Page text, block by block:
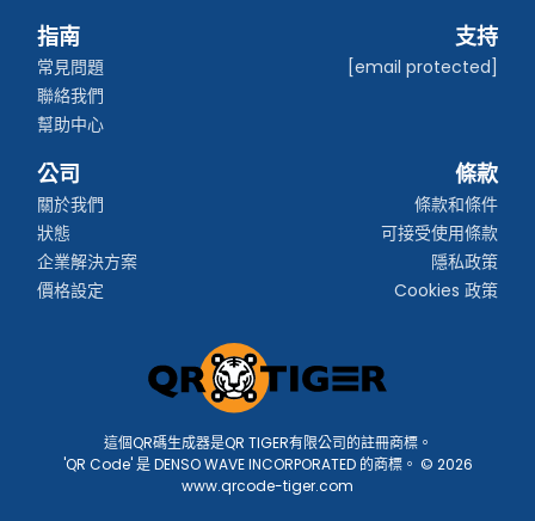
指南
常見問題
聯絡我們
幫助中心
支持
[email protected]
公司
關於我們
狀態
企業解決方案
價格設定
條款
條款和條件
可接受使用條款
隱私政策
Cookies 政策
這個QR碼生成器是QR TIGER有限公司的註冊商標。
'QR Code' 是 DENSO WAVE INCORPORATED 的商標。 © 2026
www.qrcode-tiger.com